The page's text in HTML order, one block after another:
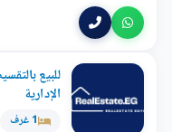
الإدارية
1 غرف